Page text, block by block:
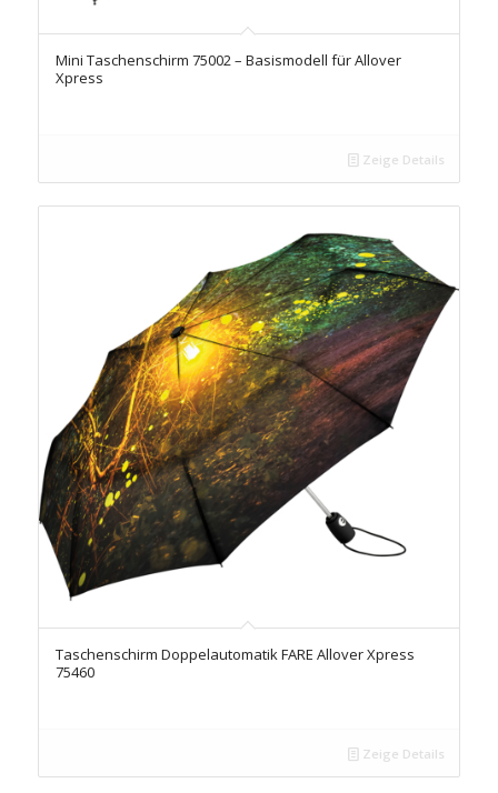
Mini Taschenschirm 75002 – Basismodell für Allover
Xpress
Zeige Details
Taschenschirm Doppelautomatik FARE Allover Xpress
75460
Zeige Details